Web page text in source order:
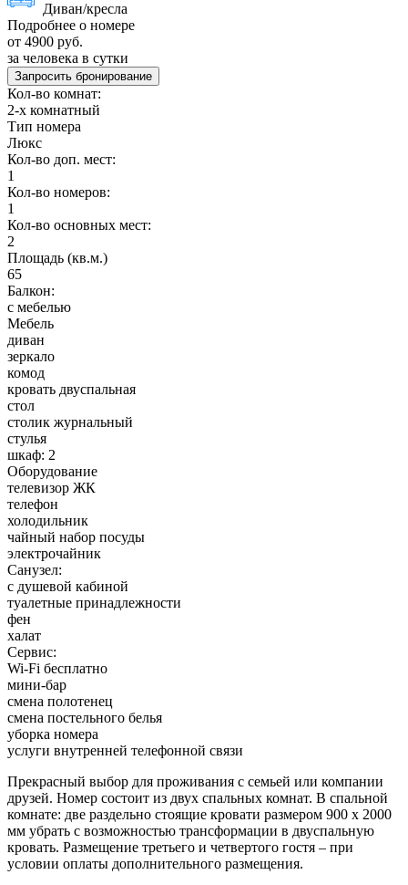
Диван/кресла
Подробнее о номере
от 4900 руб.
за человека в сутки
Запросить бронирование
Кол-во комнат:
2-х комнатный
Тип номера
Люкс
Кол-во доп. мест:
1
Кол-во номеров:
1
Кол-во основных мест:
2
Площадь (кв.м.)
65
Балкон:
с мебелью
Мебель
диван
зеркало
комод
кровать двуспальная
стол
столик журнальный
стулья
шкаф: 2
Оборудование
телевизор ЖК
телефон
холодильник
чайный набор посуды
электрочайник
Санузел:
с душевой кабиной
туалетные принадлежности
фен
халат
Сервис:
Wi-Fi бесплатно
мини-бар
смена полотенец
смена постельного белья
уборка номера
услуги внутренней телефонной связи
Прекрасный выбор для проживания с семьей или компании
друзей. Номер состоит из двух спальных комнат. В спальной
комнате: две раздельно стоящие кровати размером 900 х 2000
мм убрать с возможностью трансформации в двуспальную
кровать. Размещение третьего и четвертого гостя – при
условии оплаты дополнительного размещения.